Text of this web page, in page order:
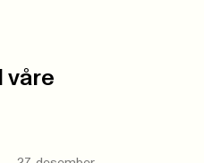
våre